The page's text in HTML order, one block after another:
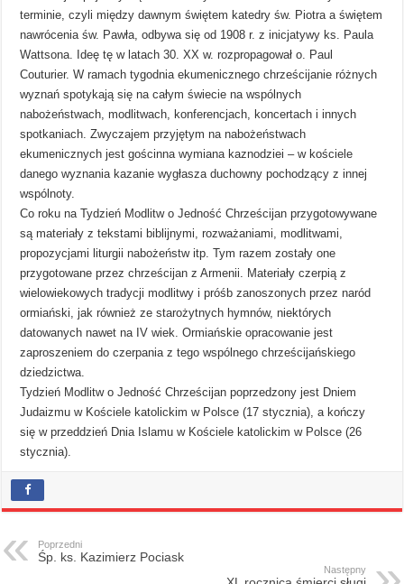
terminie, czyli między dawnym świętem katedry św. Piotra a świętem
nawrócenia św. Pawła, odbywa się od 1908 r. z inicjatywy ks. Paula
Wattsona. Ideę tę w latach 30. XX w. rozpropagował o. Paul
Couturier. W ramach tygodnia ekumenicznego chrześcijanie różnych
wyznań spotykają się na całym świecie na wspólnych
nabożeństwach, modlitwach, konferencjach, koncertach i innych
spotkaniach. Zwyczajem przyjętym na nabożeństwach
ekumenicznych jest gościnna wymiana kaznodziei – w kościele
danego wyznania kazanie wygłasza duchowny pochodzący z innej
wspólnoty.
Co roku na Tydzień Modlitw o Jedność Chrześcijan przygotowywane
są materiały z tekstami biblijnymi, rozważaniami, modlitwami,
propozycjami liturgii nabożeństw itp. Tym razem zostały one
przygotowane przez chrześcijan z Armenii. Materiały czerpią z
wielowiekowych tradycji modlitwy i próśb zanoszonych przez naród
ormiański, jak również ze starożytnych hymnów, niektórych
datowanych nawet na IV wiek. Ormiańskie opracowanie jest
zaproszeniem do czerpania z tego wspólnego chrześcijańskiego
dziedzictwa.
Tydzień Modlitw o Jedność Chrześcijan poprzedzony jest Dniem
Judaizmu w Kościele katolickim w Polsce (17 stycznia), a kończy
się w przeddzień Dnia Islamu w Kościele katolickim w Polsce (26
stycznia).
Poprzedni
Śp. ks. Kazimierz Pociask
Następny